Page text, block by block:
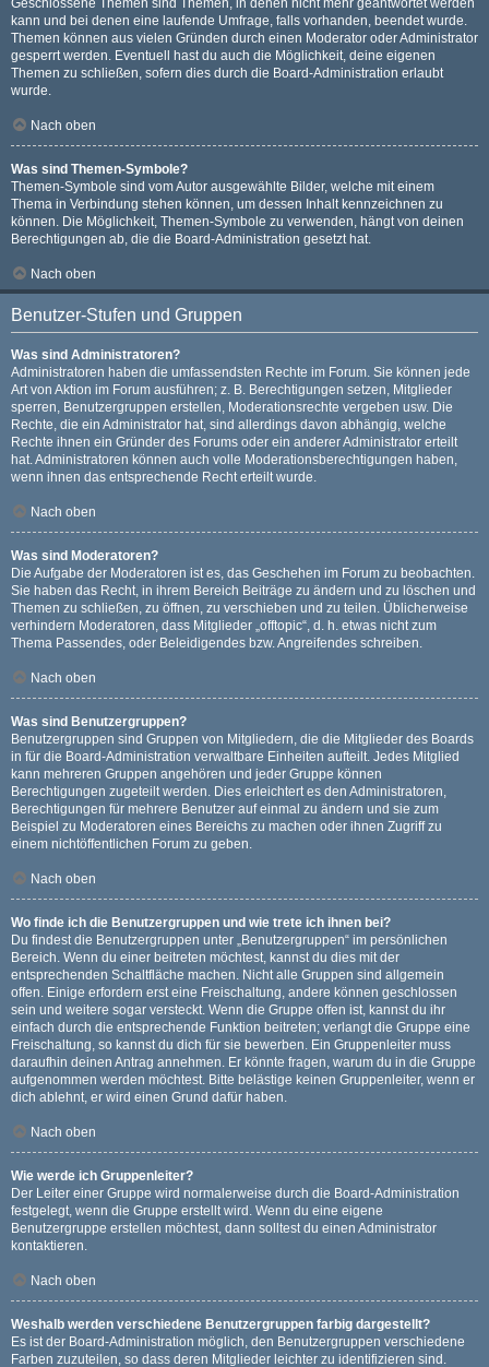
Geschlossene Themen sind Themen, in denen nicht mehr geantwortet werden
kann und bei denen eine laufende Umfrage, falls vorhanden, beendet wurde.
Themen können aus vielen Gründen durch einen Moderator oder Administrator
gesperrt werden. Eventuell hast du auch die Möglichkeit, deine eigenen
Themen zu schließen, sofern dies durch die Board-Administration erlaubt
wurde.
Nach oben
Was sind Themen-Symbole?
Themen-Symbole sind vom Autor ausgewählte Bilder, welche mit einem
Thema in Verbindung stehen können, um dessen Inhalt kennzeichnen zu
können. Die Möglichkeit, Themen-Symbole zu verwenden, hängt von deinen
Berechtigungen ab, die die Board-Administration gesetzt hat.
Nach oben
Benutzer-Stufen und Gruppen
Was sind Administratoren?
Administratoren haben die umfassendsten Rechte im Forum. Sie können jede
Art von Aktion im Forum ausführen; z. B. Berechtigungen setzen, Mitglieder
sperren, Benutzergruppen erstellen, Moderationsrechte vergeben usw. Die
Rechte, die ein Administrator hat, sind allerdings davon abhängig, welche
Rechte ihnen ein Gründer des Forums oder ein anderer Administrator erteilt
hat. Administratoren können auch volle Moderationsberechtigungen haben,
wenn ihnen das entsprechende Recht erteilt wurde.
Nach oben
Was sind Moderatoren?
Die Aufgabe der Moderatoren ist es, das Geschehen im Forum zu beobachten.
Sie haben das Recht, in ihrem Bereich Beiträge zu ändern und zu löschen und
Themen zu schließen, zu öffnen, zu verschieben und zu teilen. Üblicherweise
verhindern Moderatoren, dass Mitglieder „offtopic“, d. h. etwas nicht zum
Thema Passendes, oder Beleidigendes bzw. Angreifendes schreiben.
Nach oben
Was sind Benutzergruppen?
Benutzergruppen sind Gruppen von Mitgliedern, die die Mitglieder des Boards
in für die Board-Administration verwaltbare Einheiten aufteilt. Jedes Mitglied
kann mehreren Gruppen angehören und jeder Gruppe können
Berechtigungen zugeteilt werden. Dies erleichtert es den Administratoren,
Berechtigungen für mehrere Benutzer auf einmal zu ändern und sie zum
Beispiel zu Moderatoren eines Bereichs zu machen oder ihnen Zugriff zu
einem nichtöffentlichen Forum zu geben.
Nach oben
Wo finde ich die Benutzergruppen und wie trete ich ihnen bei?
Du findest die Benutzergruppen unter „Benutzergruppen“ im persönlichen
Bereich. Wenn du einer beitreten möchtest, kannst du dies mit der
entsprechenden Schaltfläche machen. Nicht alle Gruppen sind allgemein
offen. Einige erfordern erst eine Freischaltung, andere können geschlossen
sein und weitere sogar versteckt. Wenn die Gruppe offen ist, kannst du ihr
einfach durch die entsprechende Funktion beitreten; verlangt die Gruppe eine
Freischaltung, so kannst du dich für sie bewerben. Ein Gruppenleiter muss
daraufhin deinen Antrag annehmen. Er könnte fragen, warum du in die Gruppe
aufgenommen werden möchtest. Bitte belästige keinen Gruppenleiter, wenn er
dich ablehnt, er wird einen Grund dafür haben.
Nach oben
Wie werde ich Gruppenleiter?
Der Leiter einer Gruppe wird normalerweise durch die Board-Administration
festgelegt, wenn die Gruppe erstellt wird. Wenn du eine eigene
Benutzergruppe erstellen möchtest, dann solltest du einen Administrator
kontaktieren.
Nach oben
Weshalb werden verschiedene Benutzergruppen farbig dargestellt?
Es ist der Board-Administration möglich, den Benutzergruppen verschiedene
Farben zuzuteilen, so dass deren Mitglieder leichter zu identifizieren sind.